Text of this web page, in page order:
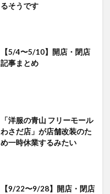
るそうです
【5/4〜5/10】開店・閉店
記事まとめ
「洋服の青山 フリーモール
わさだ店」が店舗改装のた
め一時休業するみたい
【9/22〜9/28】開店・閉店